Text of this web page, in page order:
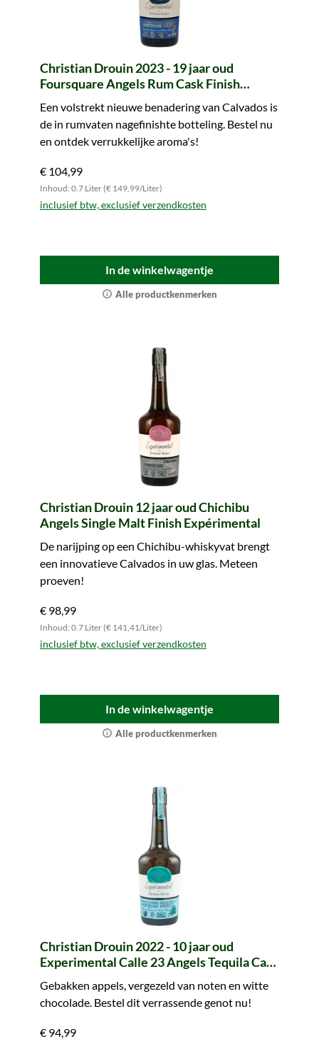
Christian Drouin 2023 - 19 jaar oud
Foursquare Angels Rum Cask Finish
Een volstrekt nieuwe benadering van Calvados is
de in rumvaten nagefinishte botteling. Bestel nu
en ontdek verrukkelijke aroma's!
€ 104,99
Inhoud: 0.7 Liter (€ 149,99/Liter)
inclusief btw, exclusief verzendkosten
In de winkelwagentje
Alle productkenmerken
Christian Drouin 12 jaar oud Chichibu
Angels Single Malt Finish Expérimental
De narijping op een Chichibu-whiskyvat brengt
een innovatieve Calvados in uw glas. Meteen
proeven!
€ 98,99
Inhoud: 0.7 Liter (€ 141,41/Liter)
inclusief btw, exclusief verzendkosten
In de winkelwagentje
Alle productkenmerken
Christian Drouin 2022 - 10 jaar oud
Experimental Calle 23 Angels Tequila Cask
Gebakken appels, vergezeld van noten en witte
chocolade. Bestel dit verrassende genot nu!
€ 94,99